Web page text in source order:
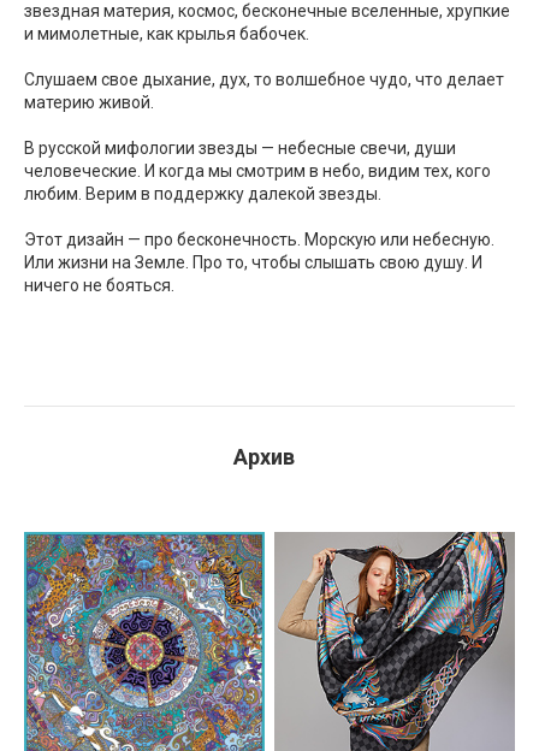
звездная материя, космос, бесконечные вселенные, хрупкие
и мимолетные, как крылья бабочек.
Слушаем свое дыхание, дух, то волшебное чудо, что делает
материю живой.
В русской мифологии звезды — небесные свечи, души
человеческие. И когда мы смотрим в небо, видим тех, кого
любим. Верим в поддержку далекой звезды.
Этот дизайн — про бесконечность. Морскую или небесную.
Или жизни на Земле. Про то, чтобы слышать свою душу. И
ничего не бояться.
Архив